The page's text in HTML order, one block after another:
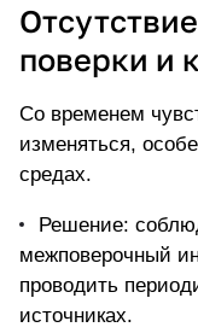
поверки и
Со временем
изменяться,
средах.
Решение:
межповерочный
проводить
источниках.